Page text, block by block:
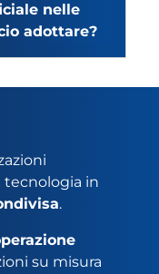
nelle
adottare?
tecnologia in
.
su misura